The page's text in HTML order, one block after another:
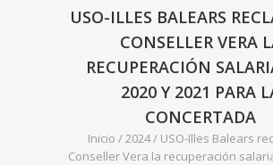
USO-ILLES BALEARS
CONSELLER VERA
RECUPERACIÓN
2020 Y 2021 PARA
CONCERTADA
Inicio /2024/ USO-Illes Balears
Conseller Vera la recuperación